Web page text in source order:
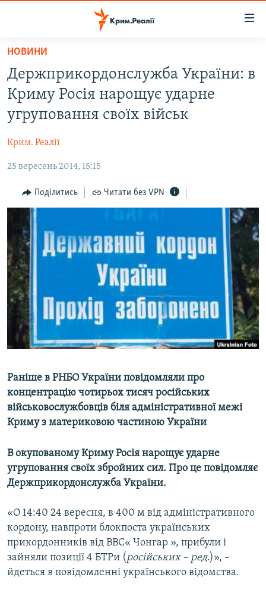
Перейти
основного
матеріалу
Перейти
до
основної
навігації
Перейти
пошуку
ВОДА.КРИМ
ВІДЕО ТА ФОТО
БЛОГИ
ПОГЛЯД
ІНТЕРВ'Ю
ВСЕ ЗА ДЕНЬ
СПЕЦПРОЕКТИ
ДЕПОРТАЦІЯ
ВІДЕОУРОКИ «ELIFBE»
СВІДЧЕННЯ ОКУПАЦІЇ
УКРАЇНСЬКА ПРОБЛЕМА КРИМУ
ІНФОГРАФІКА
ЯК ОБІЙТИ БЛОКУВАННЯ
Русский
Qırımtatar
ДОЛУЧАЙСЯ!
Усі сайти RFE/RL
НОВИНИ
Держприкордонслужба України: в
Криму Росія нарощує ударне
угруповання своїх військ
Крим. Реалії
25 вересень 2014, 15:15
Поділитись Читати без VPN
Раніше в РНБО України повідомляли про
концентрацію чотирьох тисяч російських
військовослужбовців біля адміністративної межі
Криму з материковою частиною України
В окупованому Криму Росія нарощує ударне
угруповання своїх збройних сил. Про це повідомляє
Держприкордонслужба України.
«О 14:40 24 вересня, в 400 м від адміністративного
кордону, навпроти блокпоста українських
прикордонників від ВВС« Чонгар », прибули і
зайняли позиції 4 БТРи (російських – ред.)», –
йдеться в повідомленні українського відомства.